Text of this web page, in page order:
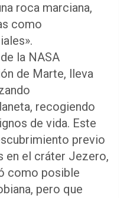
roca marciana,
como
la NASA
de Marte, lleva
recogiendo
de vida. Este
previo
en el cráter Jezero,
como posible
pero que